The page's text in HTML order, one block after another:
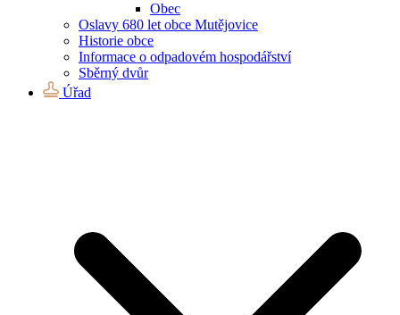
Obec
Oslavy 680 let obce Mutějovice
Historie obce
Informace o odpadovém hospodářství
Sběrný dvůr
Úřad